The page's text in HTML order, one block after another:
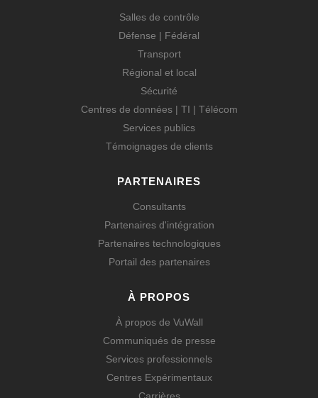
Salles de contrôle
Défense | Fédéral
Transport
Régional et local
Sécurité
Centres de données | TI | Télécom
Services publics
Témoignages de clients
PARTENAIRES
Consultants
Partenaires d'intégration
Partenaires technologiques
Portail des partenaires
À PROPOS
À propos de VuWall
Communiqués de presse
Services professionnels
Centres Expérimentaux